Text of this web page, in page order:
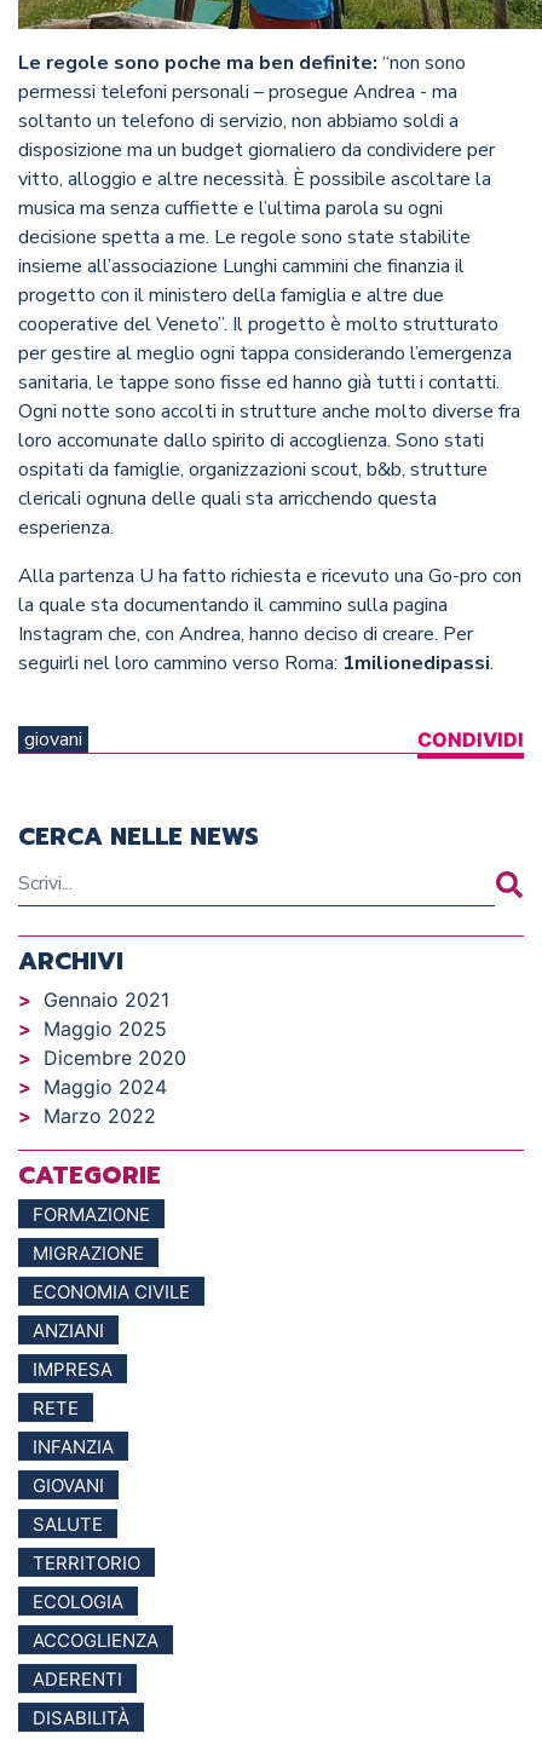
Le regole sono poche ma ben definite: “non sono
permessi telefoni personali – prosegue Andrea - ma
soltanto un telefono di servizio, non abbiamo soldi a
disposizione ma un budget giornaliero da condividere per
vitto, alloggio e altre necessità. È possibile ascoltare la
musica ma senza cuffiette e l’ultima parola su ogni
decisione spetta a me. Le regole sono state stabilite
insieme all’associazione Lunghi cammini che finanzia il
progetto con il ministero della famiglia e altre due
cooperative del Veneto”. Il progetto è molto strutturato
per gestire al meglio ogni tappa considerando l’emergenza
sanitaria, le tappe sono fisse ed hanno già tutti i contatti.
Ogni notte sono accolti in strutture anche molto diverse fra
loro accomunate dallo spirito di accoglienza. Sono stati
ospitati da famiglie, organizzazioni scout, b&b, strutture
clericali ognuna delle quali sta arricchendo questa
esperienza.
Alla partenza U ha fatto richiesta e ricevuto una Go-pro con
la quale sta documentando il cammino sulla pagina
Instagram che, con Andrea, hanno deciso di creare. Per
seguirli nel loro cammino verso Roma: 1milionedipassi.
giovani CONDIVIDI
CERCA NELLE NEWS
ARCHIVI
Gennaio 2021
Maggio 2025
Dicembre 2020
Maggio 2024
Marzo 2022
CATEGORIE
FORMAZIONE
MIGRAZIONE
ECONOMIA CIVILE
ANZIANI
IMPRESA
RETE
INFANZIA
GIOVANI
SALUTE
TERRITORIO
ECOLOGIA
ACCOGLIENZA
ADERENTI
DISABILITÀ